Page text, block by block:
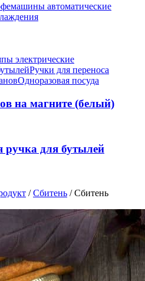
автоматические
электрические
Ручки для переноса
Одноразовая посуда
на магните (белый)
ручка для бутылей
/Сбитень /Сбитень